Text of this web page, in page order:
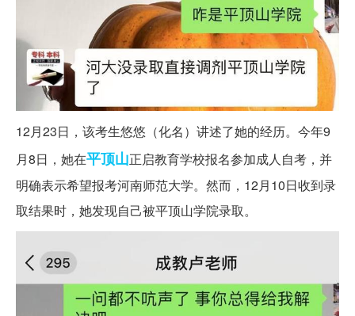
12月23日，该考生悠悠（化名）讲述了她的经历。今年9
月8日，她在平顶山正启教育学校报名参加成人自考，并
明确表示希望报考河南师范大学。然而，12月10日收到录
取结果时，她发现自己被平顶山学院录取。